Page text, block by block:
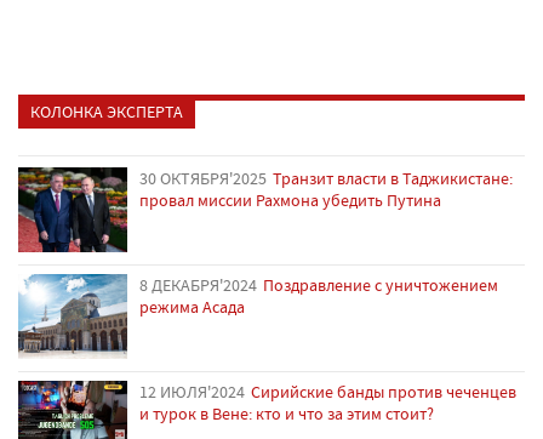
КОЛОНКА ЭКСПЕРТА
30 ОКТЯБРЯ'2025 Транзит власти в Таджикистане:
провал миссии Рахмона убедить Путина
8 ДЕКАБРЯ'2024 Поздравление с уничтожением
режима Асада
12 ИЮЛЯ'2024 Сирийские банды против чеченцев
и турок в Вене: кто и что за этим стоит?